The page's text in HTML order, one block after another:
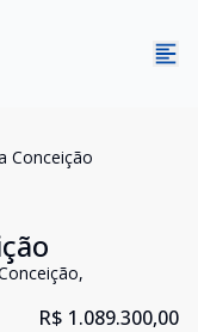
Conceição
R$ 1.089.300,00